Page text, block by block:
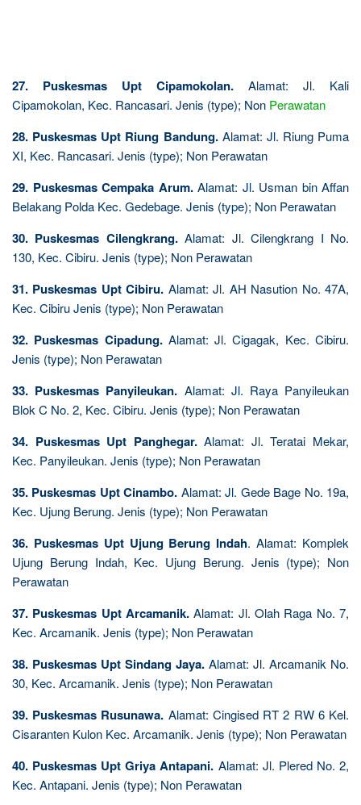
27. Puskesmas Upt Cipamokolan. Alamat: Jl. Kali
Cipamokolan, Kec. Rancasari. Jenis (type); Non Perawatan
28. Puskesmas Upt Riung Bandung.Alamat: Jl. Riung Puma
XI, Kec. Rancasari. Jenis (type); Non Perawatan
29. Puskesmas Cempaka Arum.Alamat: Jl. Usman bin Affan
Belakang Polda Kec. Gedebage. Jenis (type); Non Perawatan
30. Puskesmas Cilengkrang.Alamat: Jl. Cilengkrang I No.
130, Kec. Cibiru. Jenis (type); Non Perawatan
31. Puskesmas Upt Cibiru. Alamat: Jl. AH Nasution No. 47A,
Kec. Cibiru Jenis (type); Non Perawatan
32. Puskesmas Cipadung.Alamat: Jl. Cigagak, Kec. Cibiru.
Jenis (type); Non Perawatan
33. Puskesmas Panyileukan. Alamat: Jl. Raya Panyileukan
Blok C No. 2, Kec. Cibiru. Jenis (type); Non Perawatan
34. Puskesmas Upt Panghegar.Alamat: Jl. Teratai Mekar,
Kec. Panyileukan. Jenis (type); Non Perawatan
35. Puskesmas Upt Cinambo. Alamat: Jl. Gede Bage No. 19a,
Kec. Ujung Berung. Jenis (type); Non Perawatan
36. Puskesmas Upt Ujung Berung Indah. Alamat: Komplek
Ujung Berung Indah, Kec. Ujung Berung. Jenis (type); Non
Perawatan
37. Puskesmas Upt Arcamanik. Alamat: Jl. Olah Raga No. 7,
Kec. Arcamanik. Jenis (type); Non Perawatan
38. Puskesmas Upt Sindang Jaya. Alamat: Jl. Arcamanik No.
30, Kec. Arcamanik. Jenis (type); Non Perawatan
39. Puskesmas Rusunawa. Alamat: Cingised RT 2 RW 6 Kel.
Cisaranten Kulon Kec. Arcamanik. Jenis (type); Non Perawatan
40. Puskesmas Upt Griya Antapani. Alamat: Jl. Plered No. 2,
Kec. Antapani. Jenis (type); Non Perawatan